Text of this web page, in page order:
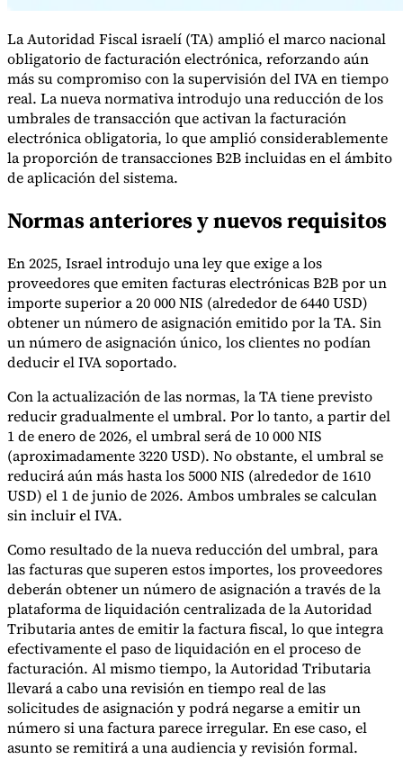
Herramientas
Calculadora de VATCalculadora de GSTCalculadora del impuesto
sobre las ventas
Verificador de número de VAT
Rastreador de
mandatos de facturación electrónica
Expertos
Nuestros autores Conviértase en colaborador Elija un experto
La Autoridad Fiscal israelí (TA) amplió el marco nacional
obligatorio de facturación electrónica, reforzando aún
más su compromiso con la supervisión del IVA en tiempo
real. La nueva normativa introdujo una reducción de los
umbrales de transacción que activan la facturación
electrónica obligatoria, lo que amplió considerablemente
la proporción de transacciones B2B incluidas en el ámbito
de aplicación del sistema.
Normas anteriores y nuevos requisitos
En 2025, Israel introdujo una ley que exige a los
proveedores que emiten facturas electrónicas B2B por un
importe superior a 20 000 NIS (alrededor de 6440 USD)
obtener un número de asignación emitido por la TA. Sin
un número de asignación único, los clientes no podían
deducir el IVA soportado.
Con la actualización de las normas, la TA tiene previsto
reducir gradualmente el umbral. Por lo tanto, a partir del
1 de enero de 2026, el umbral será de 10 000 NIS
(aproximadamente 3220 USD). No obstante, el umbral se
reducirá aún más hasta los 5000 NIS (alrededor de 1610
USD) el 1 de junio de 2026. Ambos umbrales se calculan
sin incluir el IVA.
Como resultado de la nueva reducción del umbral, para
las facturas que superen estos importes, los proveedores
deberán obtener un número de asignación a través de la
plataforma de liquidación centralizada de la Autoridad
Tributaria antes de emitir la factura fiscal, lo que integra
efectivamente el paso de liquidación en el proceso de
facturación. Al mismo tiempo, la Autoridad Tributaria
llevará a cabo una revisión en tiempo real de las
solicitudes de asignación y podrá negarse a emitir un
número si una factura parece irregular. En ese caso, el
asunto se remitirá a una audiencia y revisión formal.